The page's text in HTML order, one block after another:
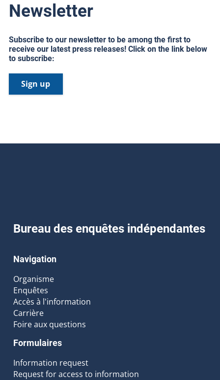
Newsletter
Subscribe to our newsletter to be among the first to
receive our latest press releases! Click on the link below
to subscribe:
Sign up
Bureau des enquêtes indépendantes
Navigation
Organisme
Enquêtes
Accès à l'information
Carrière
Foire aux questions
Formulaires
Information request
Request for access to information